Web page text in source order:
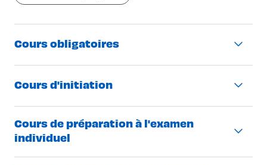
Cours obligatoires
Description
Cours de 4h (cours obligatoires
en groupe
190.- par cours (Vaud) / 200.- par cours
(Neuchâtel)
Cours d'initiation
Description
Cours de préparation à l'examen
individuel